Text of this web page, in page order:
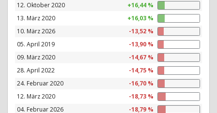
12. Oktober 2020
+16,44 %
13. März 2020
+16,03 %
10. März 2026
-13,52 %
05. April 2019
-13,90 %
09. März 2020
-14,67 %
28. April 2022
-14,75 %
24. Februar 2020
-16,70 %
12. März 2020
-18,73 %
04. Februar 2026
-18,79 %